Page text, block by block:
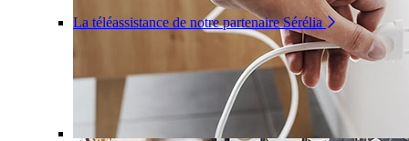
La téléassistance de notre partenaire Sérélia